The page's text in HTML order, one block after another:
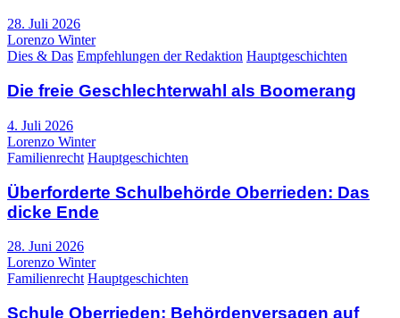
28. Juli 2026
Lorenzo Winter
Dies & Das Empfehlungen der Redaktion Hauptgeschichten
Die freie Geschlechterwahl als Boomerang
4. Juli 2026
Lorenzo Winter
Familienrecht Hauptgeschichten
Überforderte Schulbehörde Oberrieden: Das
dicke Ende
28. Juni 2026
Lorenzo Winter
Familienrecht Hauptgeschichten
Schule Oberrieden: Behördenversagen auf